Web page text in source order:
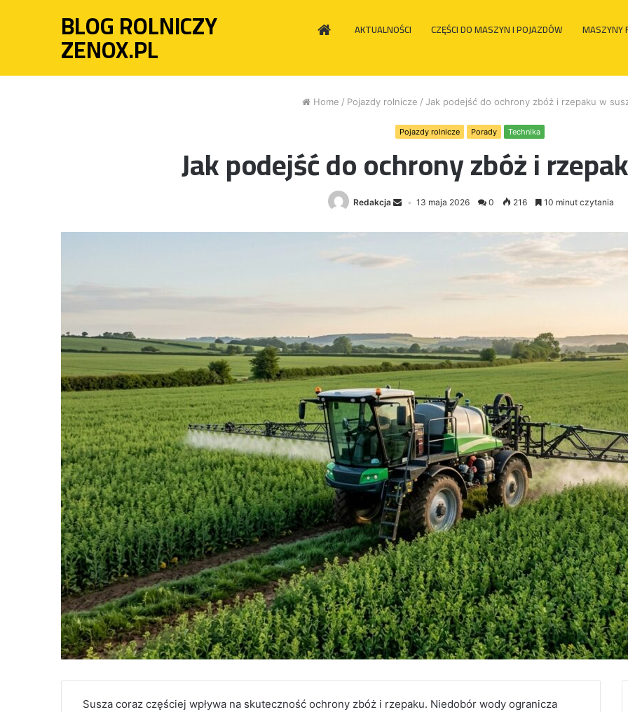
BLOG ROLNICZY
ZENOX.PL HOME AKTUALNOŚCI CZĘŚCI DO MASZYN I POJAZDÓW MASZYNY
Home / Pojazdy rolnicze / Jak podejść do ochrony zbóż i rzepaku w
Pojazdy rolnicze Porady Technika
Jak podejść do ochrony zbóż i
Redakcja 13 maja 2026 0 216 10 minut czytania
Susza coraz częściej wpływa na skuteczność ochrony zbóż i rzepaku. Niedobór wody ogranicza